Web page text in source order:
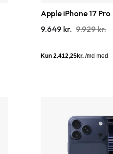
Apple iPhone 17 Pro
9.649 kr. 9.929 kr.